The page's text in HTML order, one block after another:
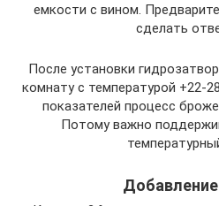
емкости с вином.
сделать
После установки
комнату с температурой +22-
показателей процесс
Потому важно
Добавление